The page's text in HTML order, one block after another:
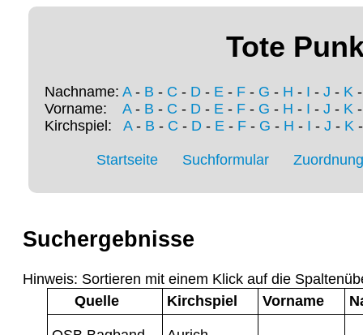
Tote
Nachname: A- B - C - D - E - F - G - H - I - J - K
Vorname: A- B - C - D - E - F - G - H - I - J - K
Kirchspiel: A- B - C - D- E- F- G - H - I - J - K
Startseite Suchformular
Suchergebnisse
Hinweis: Sortieren mit einem Klick auf die
Quelle
Kirchspiel Vorname